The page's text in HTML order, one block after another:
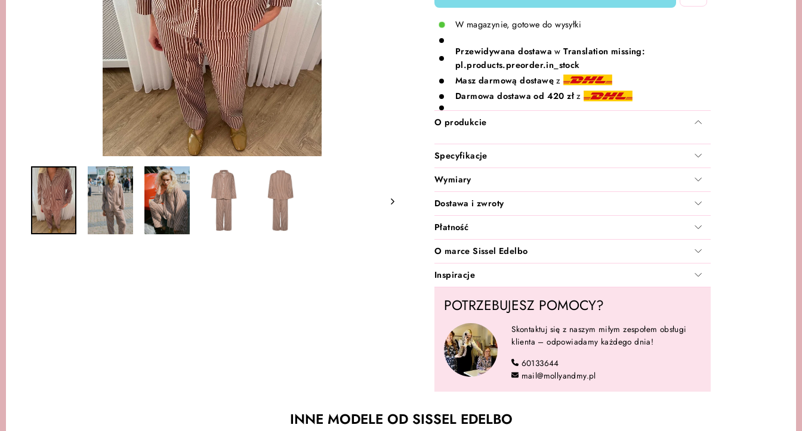
W magazynie, gotowe do wysyłki
Przewidywana dostawa wTranslation missing:
pl.products.preorder.in_stock
Masz darmową dostawę z
Darmowa dostawa od 420 złz
O produkcie
Specyfikacje
Wymiary
Dostawa i zwroty
Płatność
O marce Sissel Edelbo
Inspiracje
POTRZEBUJESZ POMOCY?
Skontaktuj się z naszym miłym zespołem obsługi
klienta – odpowiadamy każdego dnia!
60133644
mail@mollyandmy.pl
INNE MODELE OD SISSEL EDELBO